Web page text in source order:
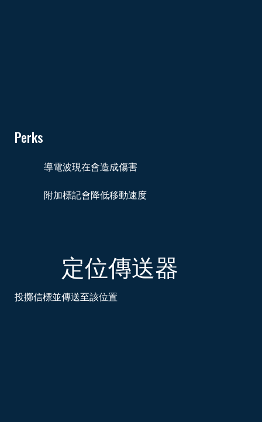
Perks
導電波現在會造成傷害
附加標記會降低移動速度
定位傳送器
投擲信標並傳送至該位置